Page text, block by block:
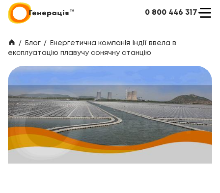
0 800 446 317
/ Блог /
Енергетична компанія Індії ввела в
експлуатацію плавучу сонячну станцію